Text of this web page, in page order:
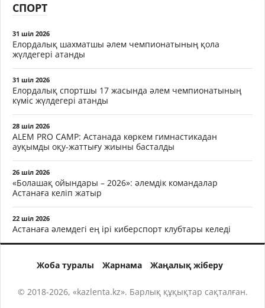
СПОРТ
31 шіл 2026
Елордалық шахматшы әлем чемпионатының қола
жүлдегері атанды
31 шіл 2026
Елордалық спортшы 17 жасында әлем чемпионатының
күміс жүлдегері атанды
28 шіл 2026
ALEM PRO CAMP: Астанада көркем гимнастикадан
ауқымды оқу-жаттығу жиыны басталды
26 шіл 2026
«Болашақ ойындары – 2026»: әлемдік командалар
Астанаға келіп жатыр
22 шіл 2026
Астанаға әлемдегі ең ірі киберспорт клубтары келеді
Жоба туралы Жарнама Жаңалық жіберу
© 2018-2026, «kazlenta.kz». Барлық құқықтар сақталған.